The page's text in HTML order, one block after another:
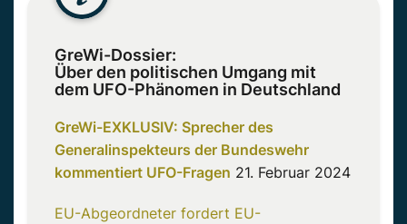
GreWi-Dossier:
Über den politischen Umgang mit
dem UFO-Phänomen in Deutschland
GreWi-EXKLUSIV: Sprecher des
Generalinspekteurs der Bundeswehr
kommentiert UFO-Fragen 21. Februar 2024
EU-Abgeordneter fordert EU-